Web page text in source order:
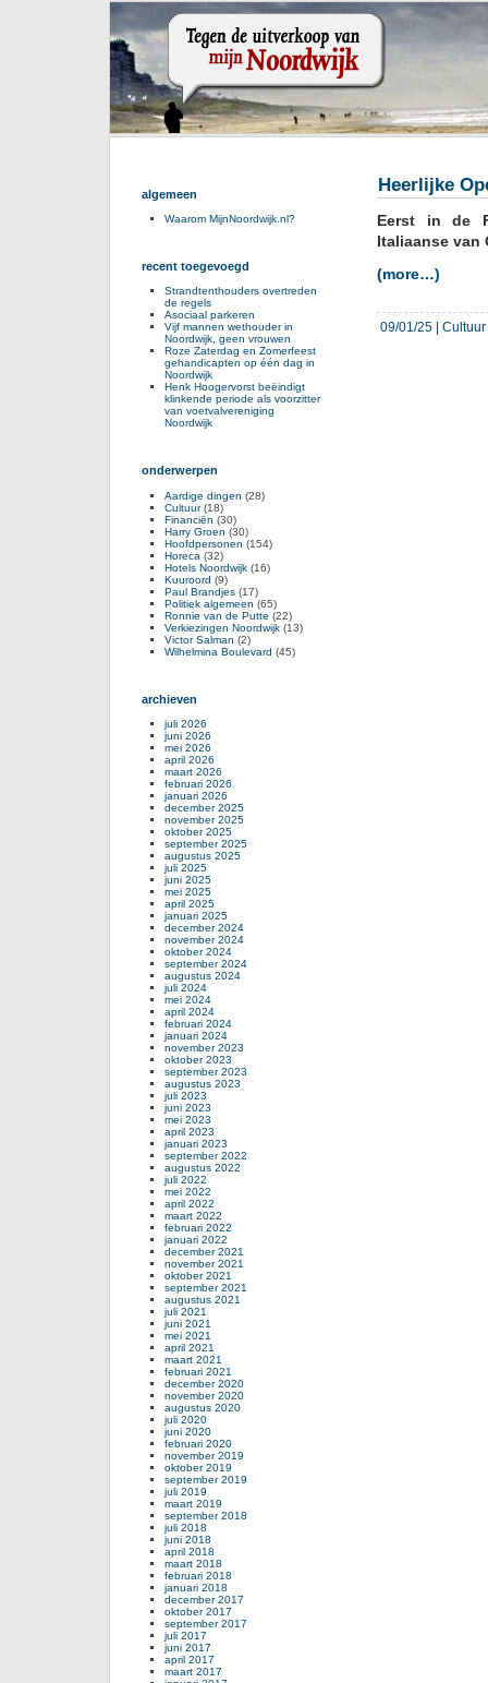
Heerlijke
Eerst in de
Italiaanse van
(more…)
09/01/25 Cultuur
algemeen
Waarom MijnNoordwijk.nl?
recent toegevoegd
Strandtenthouders overtreden
de regels
Asociaal parkeren
Vijf mannen wethouder in
Noordwijk, geen vrouwen
Roze Zaterdag en Zomerfeest
gehandicapten op één dag in
Noordwijk
Henk Hoogervorst beëindigt
klinkende periode als voorzitter
van voetvalvereniging
Noordwijk
onderwerpen
Aardige dingen (28)
Cultuur(18)
Financiën (30)
Harry Groen (30)
Hoofdpersonen (154)
Horeca (32)
Hotels Noordwijk (16)
Kuuroord (9)
Paul Brandjes (17)
Politiek algemeen (65)
Ronnie van de Putte (22)
Verkiezingen Noordwijk (13)
Victor Salman (2)
Wilhelmina Boulevard (45)
archieven
juli 2026
juni 2026
mei 2026
april 2026
maart 2026
februari 2026
januari 2026
december 2025
november 2025
oktober 2025
september 2025
augustus 2025
juli 2025
juni 2025
mei 2025
april 2025
januari 2025
december 2024
november 2024
oktober 2024
september 2024
augustus 2024
juli 2024
mei 2024
april 2024
februari 2024
januari 2024
november 2023
oktober 2023
september 2023
augustus 2023
juli 2023
juni 2023
mei 2023
april 2023
januari 2023
september 2022
augustus 2022
juli 2022
mei 2022
april 2022
maart 2022
februari 2022
januari 2022
december 2021
november 2021
oktober 2021
september 2021
augustus 2021
juli 2021
juni 2021
mei 2021
april 2021
maart 2021
februari 2021
december 2020
november 2020
augustus 2020
juli 2020
juni 2020
februari 2020
november 2019
oktober 2019
september 2019
juli 2019
maart 2019
september 2018
juli 2018
juni 2018
april 2018
maart 2018
februari 2018
januari 2018
december 2017
oktober 2017
september 2017
juli 2017
juni 2017
april 2017
maart 2017